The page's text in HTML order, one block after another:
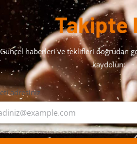
Takipte
Güncel haberleri ve teklifleri doğrudan
kaydolun:
adresiniz